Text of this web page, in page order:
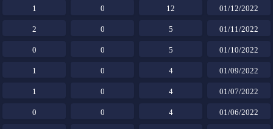
01/12/2022
12
0
1
01/11/2022
5
0
2
01/10/2022
5
0
0
01/09/2022
4
0
1
01/07/2022
4
0
1
01/06/2022
4
0
0